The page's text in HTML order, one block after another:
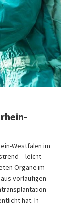
Westfalen im
– leicht
Organe im
vorläufigen
hat. In